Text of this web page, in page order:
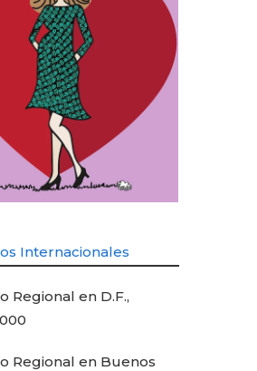
Internacionales
Regional en D.F.,
Regional en Buenos